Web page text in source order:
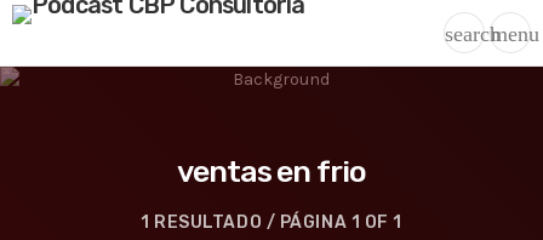
searchmenu
ventas en frio
1 RESULTADO / PÁGINA 1 OF 1